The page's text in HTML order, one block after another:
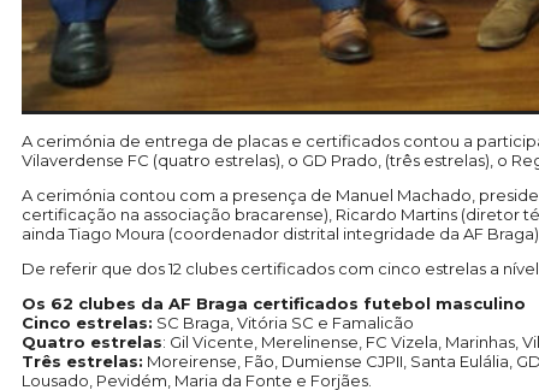
A cerimónia de entrega de placas e certificados contou a
Vilaverdense FC (quatro estrelas), o GD Prado, (três estrelas), o
A cerimónia contou com a presença de Manuel Machado,
certificação na associação bracarense), Ricardo Martins
ainda Tiago Moura (coordenador distrital integridade da AF
De referir que dos 12 clubes certificados com cinco estrelas a
Os 62 clubes da AF Braga certificados futebol masculino
Cinco estrelas: SC Braga, Vitória SC e Famalicão
Quatro estrelas: Gil Vicente, Merelinense, FC Vizela, Marinhas,
Três estrelas: Moreirense, Fão, Dumiense CJPII, Santa Eulália,
Lousado, Pevidém, Maria da Fonte e Forjães.